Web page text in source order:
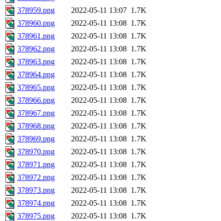
378959.png
2022-05-11 13:07 1.7K
378960.png
2022-05-11 13:08 1.7K
378961.png
2022-05-11 13:08 1.7K
378962.png
2022-05-11 13:08 1.7K
378963.png
2022-05-11 13:08 1.7K
378964.png
2022-05-11 13:08 1.7K
378965.png
2022-05-11 13:08 1.7K
378966.png
2022-05-11 13:08 1.7K
378967.png
2022-05-11 13:08 1.7K
378968.png
2022-05-11 13:08 1.7K
378969.png
2022-05-11 13:08 1.7K
378970.png
2022-05-11 13:08 1.7K
378971.png
2022-05-11 13:08 1.7K
378972.png
2022-05-11 13:08 1.7K
378973.png
2022-05-11 13:08 1.7K
378974.png
2022-05-11 13:08 1.7K
378975.png
2022-05-11 13:08 1.7K